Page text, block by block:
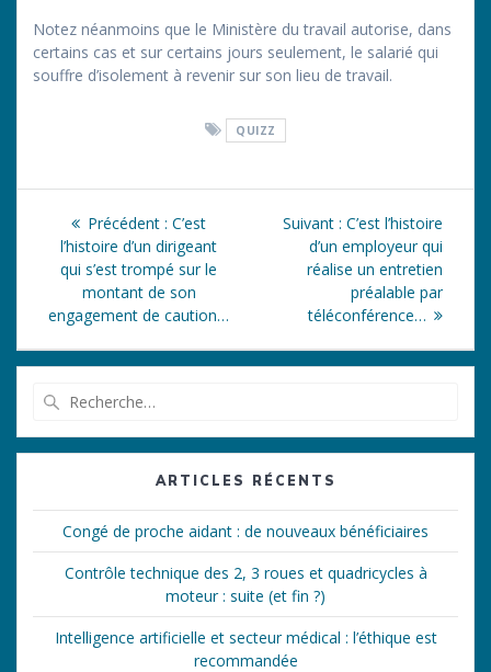
Notez néanmoins que le Ministère du travail autorise, dans
certains cas et sur certains jours seulement, le salarié qui
souffre d’isolement à revenir sur son lieu de travail.
QUIZZ
Navigation
l’article
Précédent : Article
précédent
:
C’est
l’histoire d’un dirigeant
qui s’est trompé sur le
montant de son
engagement de caution…
Suivant : Article
suivant
:
C’est l’histoire
d’un employeur qui
réalise un entretien
préalable par
téléconférence…
:
ARTICLES RÉCENTS
Congé de proche aidant : de nouveaux bénéficiaires
Contrôle technique des 2, 3 roues et quadricycles à
moteur : suite (et fin ?)
Intelligence artificielle et secteur médical : l’éthique est
recommandée